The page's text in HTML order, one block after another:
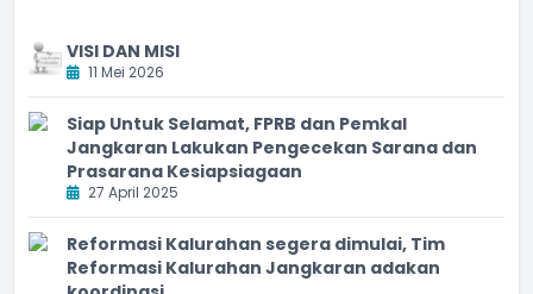
VISI DAN MISI
11 Mei 2026
Siap Untuk Selamat, FPRB dan Pemkal
Jangkaran Lakukan Pengecekan Sarana dan
Prasarana Kesiapsiagaan
27 April 2025
Reformasi Kalurahan segera dimulai, Tim
Reformasi Kalurahan Jangkaran adakan